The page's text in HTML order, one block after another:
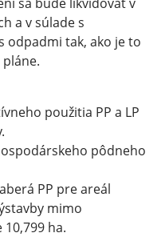
a v súlade s
odpadmi tak, ako je to
použitia PP a LP
pôdneho
PP pre areál
mimo
ha.